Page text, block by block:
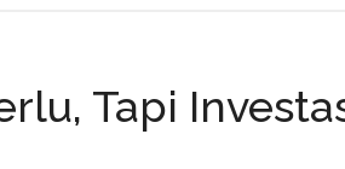
Tapi